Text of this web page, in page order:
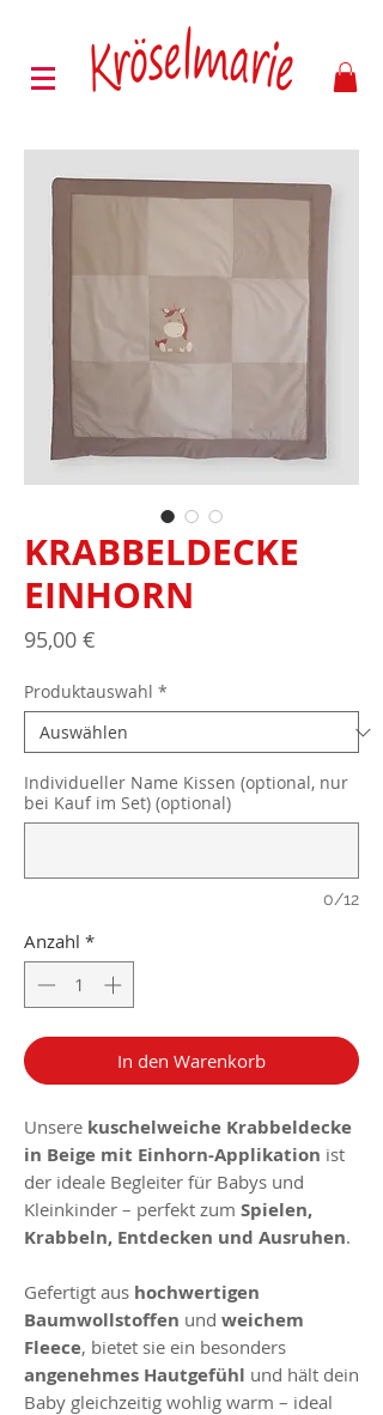
KRABBELDECKE
EINHORN
95,00 €
Produktauswahl *
Individueller Name Kissen (optional, nur
bei Kauf im Set) (optional)
0/12
Anzahl *
In den Warenkorb
Unsere kuschelweiche Krabbeldecke
in Beige mit Einhorn-Applikation ist
der ideale Begleiter für Babys und
Kleinkinder – perfekt zum Spielen,
Krabbeln, Entdecken und Ausruhen.
Gefertigt aus hochwertigen
Baumwollstoffen und weichem
Fleece, bietet sie ein besonders
angenehmes Hautgefühl und hält dein
Baby gleichzeitig wohlig warm – ideal